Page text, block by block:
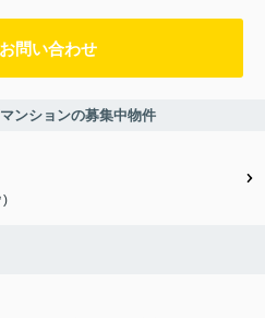
お問い合わせ
ンションの募集中物件
)